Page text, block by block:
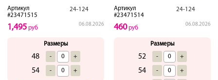
Артикул
#23471515
24-124
06.08.2026
1,495 руб
Размеры
48 - +
54 - +
Артикул
#23471514
24-124
06.08.2026
460руб
Размеры
52 - +
54 - +